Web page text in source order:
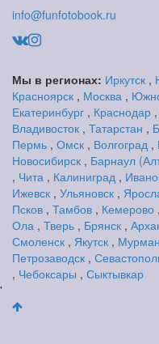
info@funfotobook.ru
Мы в регионах: Иркутск ,
Красноярск , Москва ,
Екатеринбург , Краснодар ,
Владивосток , Татарстан ,
Пермь , Омск , Волгоград ,
Новосибирск , Барнаул
, Чита , Калиниград ,
Ижевск , Ульяновск ,
Псков , Тамбов , Кемерово ,
Ола , Тверь , Брянск ,
Смоленск , Якутск ,
Петрозаводск ,
, Чебоксары , Сыктывкар
'